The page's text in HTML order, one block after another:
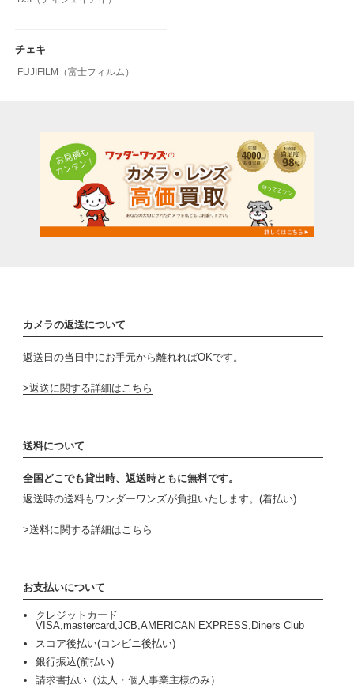
チェキ
FUJIFILM（富士フィルム）
カメラの返送について
返送日の当日中にお手元から離れればOKです。
返送に関する詳細はこちら
送料について
全国どこでも貸出時、返送時ともに無料です。
返送時の送料もワンダーワンズが負担いたします。(着払い)
送料に関する詳細はこちら
お支払いについて
クレジットカード
VISA,mastercard,JCB,AMERICAN EXPRESS,Diners Club
スコア後払い(コンビニ後払い)
銀行振込(前払い)
請求書払い（法人・個人事業主様のみ）